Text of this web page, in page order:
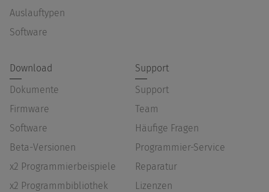
Auslauftypen
Software
Download
Dokumente
Firmware
Software
Beta-Versionen
x2 Programmierbeispiele
x2 Programmbibliothek
Support
Support
Team
Häufige Fragen
Programmier-Service
Reparatur
Lizenzen